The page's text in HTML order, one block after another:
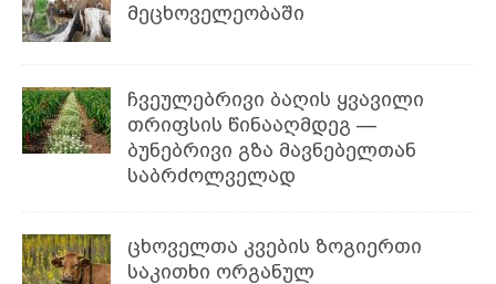
მეცხოველეობაში
ჩვეულებრივი ბაღის ყვავილი
თრიფსის წინააღმდეგ —
ბუნებრივი გზა მავნებელთან
საბრძოლველად
ცხოველთა კვების ზოგიერთი
საკითხი ორგანულ